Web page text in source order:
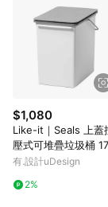
$1,080
Like-it｜Seals 上蓋
壓式可堆疊垃圾桶
有.設計uDesign
2%